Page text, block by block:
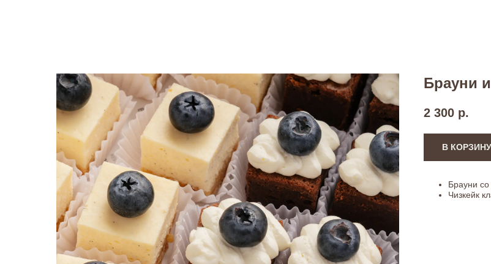
Брауни
2 300 р.
В КОРЗИНУ
Брауни
Чизкейк